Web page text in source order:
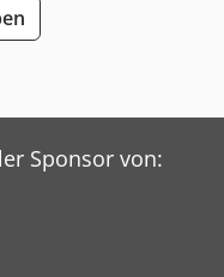
Maschinen
sich in
Sponsor von: